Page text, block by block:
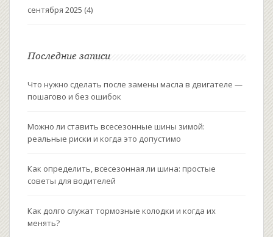
сентября 2025 (4)
Последние записи
Что нужно сделать после замены масла в двигателе —
пошагово и без ошибок
Можно ли ставить всесезонные шины зимой:
реальные риски и когда это допустимо
Как определить, всесезонная ли шина: простые
советы для водителей
Как долго служат тормозные колодки и когда их
менять?